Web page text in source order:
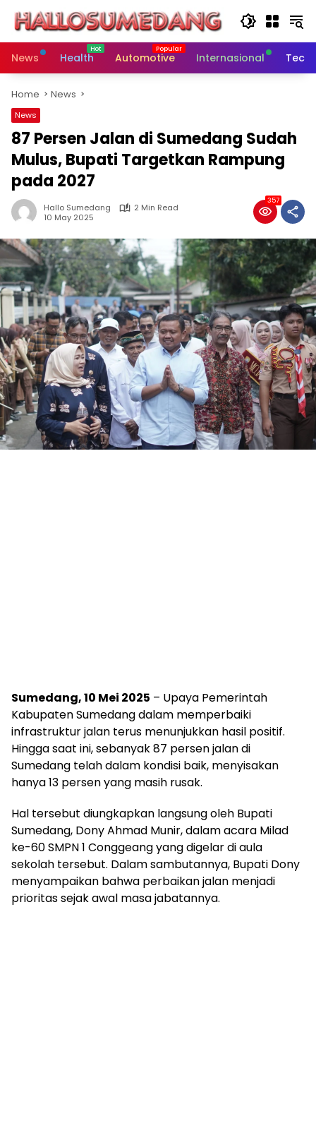
content
News
Health Automotive Internasional
Home News
News
87 Persen Jalan di Sumedang Sudah
Mulus, Bupati Targetkan Rampung
pada 2027
Hallo Sumedang
2 Min Read
10 May 2025
357
Sumedang, 10 Mei 2025 – Upaya Pemerintah
Kabupaten Sumedang dalam memperbaiki
infrastruktur jalan terus menunjukkan hasil positif.
Hingga saat ini, sebanyak 87 persen jalan di
Sumedang telah dalam kondisi baik, menyisakan
hanya 13 persen yang masih rusak.
Hal tersebut diungkapkan langsung oleh Bupati
Sumedang, Dony Ahmad Munir, dalam acara Milad
ke-60 SMPN 1 Conggeang yang digelar di aula
sekolah tersebut. Dalam sambutannya, Bupati Dony
menyampaikan bahwa perbaikan jalan menjadi
prioritas sejak awal masa jabatannya.